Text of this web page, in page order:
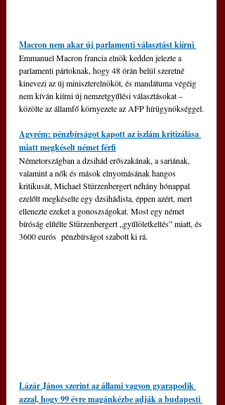
Macron nem akar új parlamenti választást kiírni
Emmanuel Macron francia elnök kedden jelezte a
parlamenti pártoknak, hogy 48 órán belül szeretné
kinevezi az új miniszterelnököt, és mandátuma végéig
nem kíván kiírni új nemzetgyűlési választásokat –
közölte az államfő környezete az AFP hírügynökséggel.
Agyrém: pénzbírságot kapott az iszlám kritizálása
miatt megkéselt német férfi
Németországban a dzsihád erőszakának, a sariának,
valamint a nők és mások elnyomásának hangos
kritikusát, Michael Stürzenbergert néhány hónappal
ezelőtt megkéselte egy dzsihádista, éppen azért, mert
ellenezte ezeket a gonoszságokat. Most egy német
bíróság elítélte Stürzenbergert „gyűlöletkeltés” miatt, és
3600 eurós  pénzbírságot szabott ki rá.
Lázár János szerint az állami vagyon gyarapodik
azzal, hogy 99 évre magánkézbe adják a budapesti